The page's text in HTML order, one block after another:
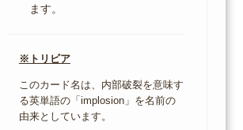
ます。
※トリビア
このカード名は、内部破裂を意味す
る英単語の「implosion」を名前の
由来としています。